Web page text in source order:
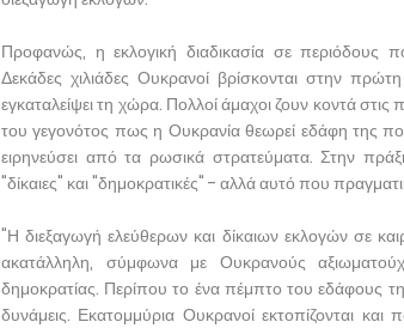
Προφανώς, η εκλογική διαδικασία σε περιόδους
Δεκάδες χιλιάδες Ουκρανοί βρίσκονται στην
εγκαταλείψει τη χώρα. Πολλοί άμαχοι ζουν κοντά στις
του γεγονότος πως η Ουκρανία θεωρεί εδάφη της
ειρηνεύσει από τα ρωσικά στρατεύματα. Στην
"δίκαιες" και "δημοκρατικές" - αλλά αυτό που
"Η διεξαγωγή ελεύθερων και δίκαιων εκλογών σε
ακατάλληλη, σύμφωνα με Ουκρανούς
δημοκρατίας. Περίπου το ένα πέμπτο του εδάφους
δυνάμεις. Εκατομμύρια Ουκρανοί εκτοπίζονται